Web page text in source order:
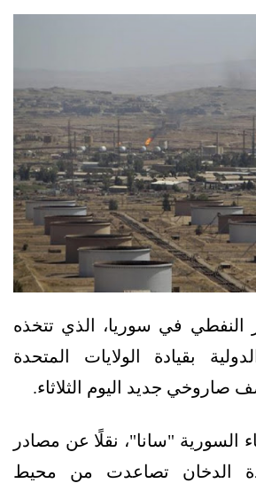
في سوريا، الذي تتخذه
بقيادة الولايات المتحدة
صاروخي جديد اليوم الثلاثاء.
السورية "سانا"، نقلًا عن مصادر
الدخان تصاعدت من محيط